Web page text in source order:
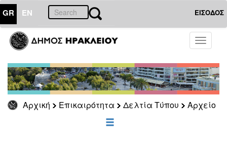
GR EN ΕΙΣΟΔΟΣ
Toggle
Αρχική Επικαιρότητα Δελτία Τύπου Αρχείο
ΕΠΙΚΑΙΡΟΤΗΤΑ
Τύπου
Αρχείο
2026
2025